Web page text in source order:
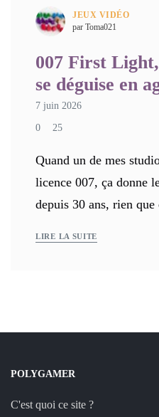
JEUX VIDÉO
par Toma021
007 First
se déguise en
7 juin 2026
0 25
Quand un de mes
licence 007, ça donne
depuis 30 ans, rien que
LIRE LA SUITE
POLYGAMER
C'est quoi ce site ?